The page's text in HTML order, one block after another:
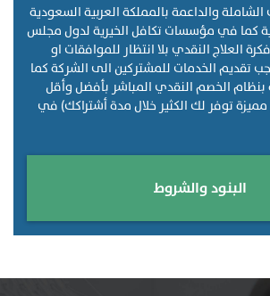
والداعمة بالمملكة العربية السعودية
كما في مؤسسات تكافل الخيرية لدول مجلس
العلاج النقدي بلا انتظار للموافقات او
تقديم الخدمات للمشتركين الى الشركة كما
الخصم النقدي المباشر بأفضل وأقل
توفر لك الكثير خلال مدة أشتراكك) في
البنود والشروط